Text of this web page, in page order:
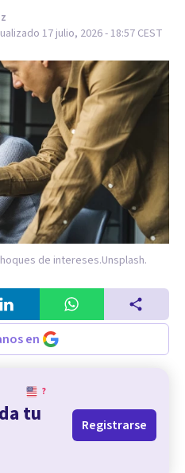
17 julio, 2026 - 18:57 CEST
de intereses.Unsplash.
en
?
tu
Registrarse